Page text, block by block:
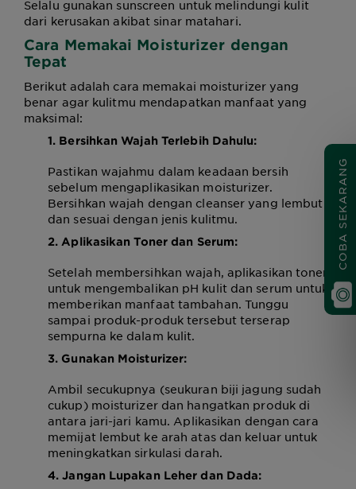
Selalu gunakan sunscreen untuk melindungi kulit
dari kerusakan akibat sinar matahari.
Cara Memakai Moisturizer dengan
Tepat
Berikut adalah cara memakai moisturizer yang
benar agar kulitmu mendapatkan manfaat yang
maksimal:
1. Bersihkan Wajah Terlebih Dahulu:
Pastikan wajahmu dalam keadaan bersih
sebelum mengaplikasikan moisturizer.
Bersihkan wajah dengan cleanser yang lembut
dan sesuai dengan jenis kulitmu.
2. Aplikasikan Toner dan Serum:
Setelah membersihkan wajah, aplikasikan toner
untuk mengembalikan pH kulit dan serum untuk
memberikan manfaat tambahan. Tunggu
sampai produk-produk tersebut terserap
sempurna ke dalam kulit.
3. Gunakan Moisturizer:
Ambil secukupnya (seukuran biji jagung sudah
cukup) moisturizer dan hangatkan produk di
antara jari-jari kamu. Aplikasikan dengan cara
memijat lembut ke arah atas dan keluar untuk
meningkatkan sirkulasi darah.
4. Jangan Lupakan Leher dan Dada:
COBA SEKARANG